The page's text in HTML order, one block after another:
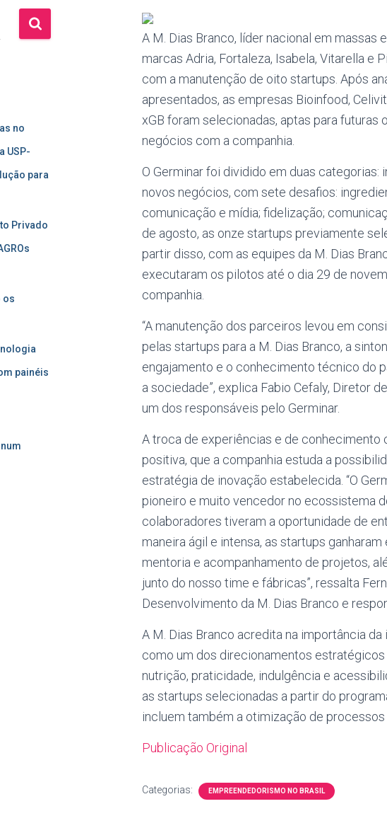
no
USP-
para
Privado
os
painéis
A M. Dias Branco, líder nacional em
marcas Adria, Fortaleza, Isabela, Vitarella e
com a manutenção de oito startups. Após
apresentados, as empresas Bioinfood,
xGB foram selecionadas, aptas para
negócios com a companhia.
O Germinar foi dividido em duas
novos negócios, com sete desafios:
comunicação e mídia; fidelização;
de agosto, as onze startups previamente
partir disso, com as equipes da M. Dias
executaram os pilotos até o dia 29 de
companhia.
“A manutenção dos parceiros levou em
pelas startups para a M. Dias Branco, a
engajamento e o conhecimento técnico do
a sociedade”, explica Fabio Cefaly, Diretor
um dos responsáveis pelo Germinar.
A troca de experiências e de
positiva, que a companhia estuda a
estratégia de inovação estabelecida. “O
pioneiro e muito vencedor no ecossistema
colaboradores tiveram a oportunidade de
maneira ágil e intensa, as startups
mentoria e acompanhamento de projetos,
junto do nosso time e fábricas”, ressalta
Desenvolvimento da M. Dias Branco e
A M. Dias Branco acredita na importância
como um dos direcionamentos
nutrição, praticidade, indulgência e
as startups selecionadas a partir do
incluem também a otimização de
Publicação Original
Categorias: EMPREENDEDORISMO NO BRASIL